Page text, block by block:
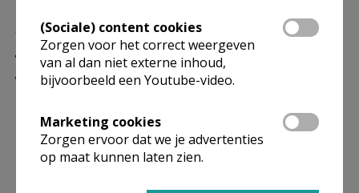
Biecht en gelegenheid tot een
gesprek/bidden met een
gebedsteam
In de kathedraal worden ookhuwelijken
plaats. Maandelijks zijn er
(Sociale) content cookies
Zorgen voor het correct weergeven
van al dan niet externe inhoud,
bijvoorbeeld een Youtube-video.
Marketing cookies
Zorgen ervoor dat we je advertenties
op maat kunnen laten zien.